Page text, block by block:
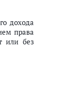
дохода
права
или без